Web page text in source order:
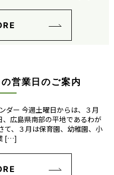
営業日のご案内
ダー 今週土曜日からは、３月
広島県南部の平地であるわが
て、３月は保育園、幼稚園、小
[…]